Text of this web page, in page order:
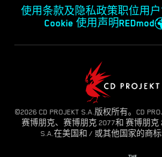
使用条款及隐私政策职位用
Cookie 使用声明REDmod
©2026 CD PROJEKT S.A.版权所有。CD
赛博朋克、赛博朋克 2077和 赛博朋克
S.A.在美国和 / 或其他国家的商